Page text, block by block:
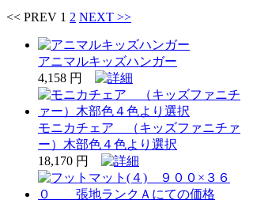
<< PREV 1 2 NEXT >>
アニマルキッズハンガー
4,158 円
モニカチェア （キッズファニチァ
ー）木部色４色より選択
18,170 円